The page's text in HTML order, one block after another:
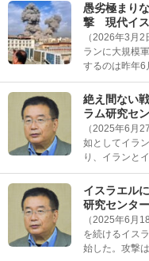
愚劣極まり
撃 現代イス
（2026年3月
ランに大規模
するのは昨年
絶え間ない
ラム研究セ
（2025年6月
如としてイラ
り、イランと
イスラエル
研究センタ
（2025年6月
を続けるイス
始した。攻撃